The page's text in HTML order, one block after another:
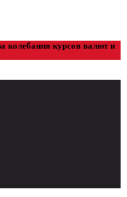
колебания курсов валют и